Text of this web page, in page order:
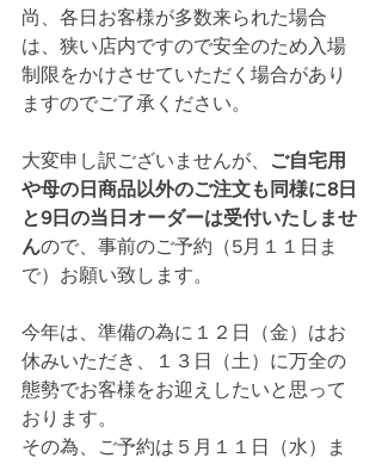
尚、各日お客様が多数来られた場合
は、狭い店内ですので安全のため入場
制限をかけさせていただく場合があり
ますのでご了承ください。
大変申し訳ございませんが、
ご自宅用
や母の日商品以外のご注文も同様に8日
と9日の当日オーダーは受付いたしませ
んので、事前のご予約（5月１１日ま
で）お願い致します。
今年は、準備の為に１２日（金）はお
休みいただき、１３日（土）に万全の
態勢でお客様をお迎えしたいと思って
おります。
その為、ご予約は５月１１日（水）ま